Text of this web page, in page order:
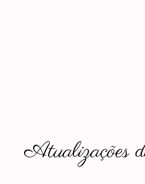
Atualizações